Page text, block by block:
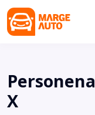
X